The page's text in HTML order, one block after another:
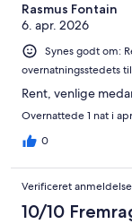
Rasmus Fontain
6. apr. 2026
Synes godt om:
overnatningsstedets
Rent, venlige
Overnattede 1 nat i
0
Verificeret anmeldelse
10/10